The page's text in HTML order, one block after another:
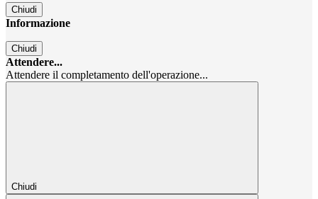
Chiudi
Informazione
Chiudi
Attendere...
Attendere il completamento dell'operazione...
Chiudi